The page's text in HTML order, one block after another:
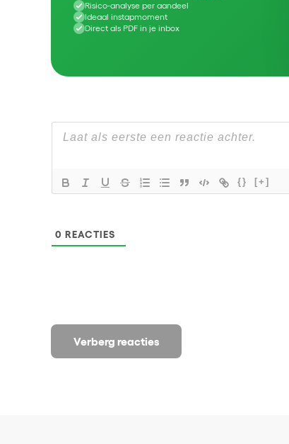
Risico-analyse per aandeel
Ideaal instapmoment
Direct als PDF in je inbox
Verberg reacties
{} [+]
0 REACTIES